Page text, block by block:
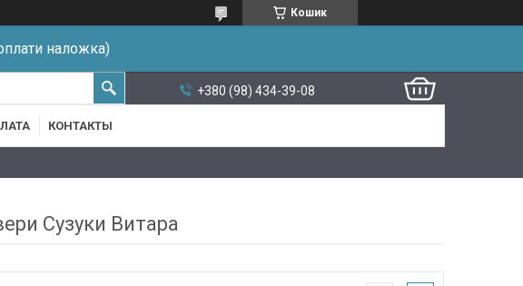
Кошик
наложка)
+380 (98) 434-39-08
КОНТАКТЫ
Сузуки Витара